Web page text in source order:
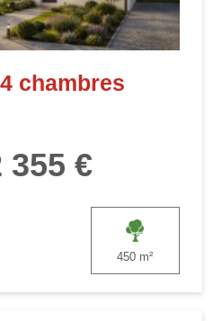
chambres
355 €
450 m²